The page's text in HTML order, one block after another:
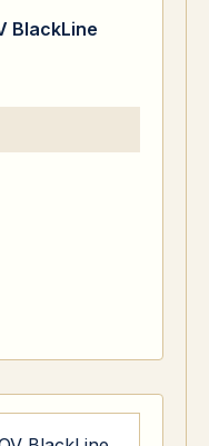
BlackLine